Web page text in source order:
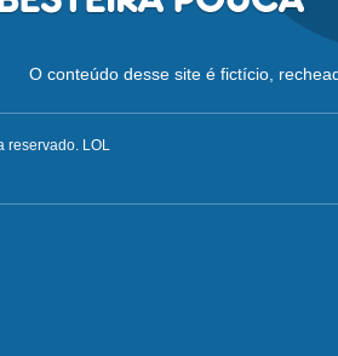
O conteúdo desse site é fictício,
reservado. LOL